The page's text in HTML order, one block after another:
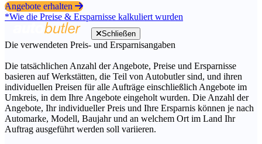
Angebote erhalten
*Wie die Preise & Ersparnisse kalkuliert wurden
Schließen
Die verwendeten Preis- und Ersparnisangaben
Die tatsächlichen Anzahl der Angebote, Preise und Ersparnisse
basieren auf Werkstätten, die Teil von Autobutler sind, und ihren
individuellen Preisen für alle Aufträge einschließlich Angebote im
Umkreis, in dem Ihre Angebote eingeholt wurden. Die Anzahl der
Angebote, Ihr individueller Preis und Ihre Ersparnis können je nach
Automarke, Modell, Baujahr und an welchem Ort im Land Ihr
Auftrag ausgeführt werden soll variieren.